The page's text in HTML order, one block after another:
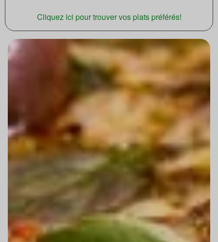
Cliquez ici pour trouver vos plats préférés!